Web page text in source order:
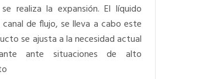
realiza la expansión. El líquido
de flujo, se lleva a cabo este
se ajusta a la necesidad actual
ante situaciones de alto